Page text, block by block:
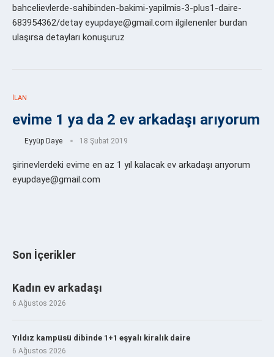
bahcelievlerde-sahibinden-bakimi-yapilmis-3-plus1-daire-
683954362/detay eyupdaye@gmail.com ilgilenenler burdan
ulaşırsa detayları konuşuruz
İLAN
evime 1 ya da 2 ev arkadaşı arıyorum
Eyyüp Daye 18 Şubat 2019
şirinevlerdeki evime en az 1 yıl kalacak ev arkadaşı arıyorum
eyupdaye@gmail.com
Son İçerikler
Kadın ev arkadaşı
6 Ağustos 2026
Yıldız kampüsü dibinde 1+1 eşyalı kiralık daire
6 Ağustos 2026